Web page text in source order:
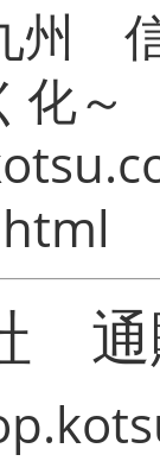
信
化～